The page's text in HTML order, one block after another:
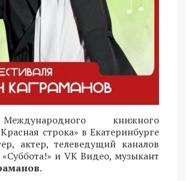
книжного
строка» в Екатеринбурге
актер, телеведущий каналов
и VK Видео, музыкант
.